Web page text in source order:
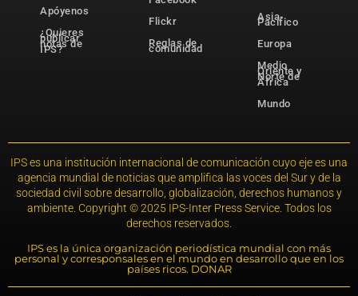
Apóyenos
¿Quieres
publicar
notas de
IPS?
Flickr
Reglas de
comunidad
Asia-
Pacífico
Europa
Medio
Oriente y
Norte de
África
Mundo
IPS es una institución internacional de comunicación cuyo eje es una
agencia mundial de noticias que amplifica las voces del Sur y de la
sociedad civil sobre desarrollo, globalización, derechos humanos y
ambiente. Copyright © 2025 IPS-Inter Press Service. Todos los
derechos reservados.
IPS es la única organización periodística mundial con más
personal y corresponsales en el mundo en desarrollo que en los
países ricos. DONAR